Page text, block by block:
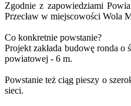
Zgodnie z zapowiedziami
Przecław w miejscowości Wola
Co konkretnie powstanie?
Projekt zakłada budowę ronda
powiatowej - 6 m.
Powstanie też ciąg pieszy o
sieci.